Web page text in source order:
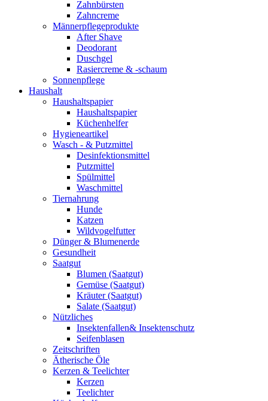
Zahnbürsten
Zahncreme
Männerpflegeprodukte
After Shave
Deodorant
Duschgel
Rasiercreme & -schaum
Sonnenpflege
Haushalt
Haushaltspapier
Haushaltspapier
Küchenhelfer
Hygieneartikel
Wasch - & Putzmittel
Desinfektionsmittel
Putzmittel
Spülmittel
Waschmittel
Tiernahrung
Hunde
Katzen
Wildvogelfutter
Dünger & Blumenerde
Gesundheit
Saatgut
Blumen (Saatgut)
Gemüse (Saatgut)
Kräuter (Saatgut)
Salate (Saatgut)
Nützliches
Insektenfallen& Insektenschutz
Seifenblasen
Zeitschriften
Ätherische Öle
Kerzen & Teelichter
Kerzen
Teelichter